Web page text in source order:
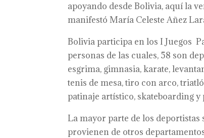
apoyando desde Bolivia, aquí la
manifestó María Celeste Añez
Bolivia participa en los I Juegos
personas de las cuales, 58 son
esgrima, gimnasia, karate,
tenis de mesa, tiro con arco,
patinaje artístico, skateboarding y
La mayor parte de los deportistas
provienen de otros